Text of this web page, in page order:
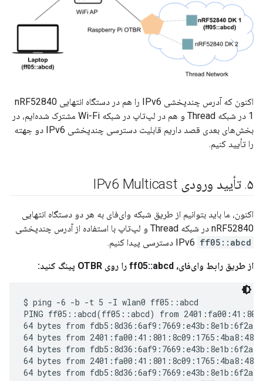
اکنون که آدرس چندپخشی IPv6 را هم در دستگاه انتهایی nRF52840
1 در شبکه Thread و هم در لپ‌تاپ در شبکه Wi-Fi مشترک شده‌ایم، در
بخش‌های بعدی قصد داریم قابلیت دسترسی چندپخشی IPv6 دو جهته
را تأیید کنیم.
۵. تأیید ورودی IPv6 Multicast
اکنون، ما باید بتوانیم از طریق شبکه وای‌فای به هر دو دستگاه انتهایی
nRF52840 در شبکه Thread و لپ‌تاپ با استفاده از آدرس چندپخشی
IPv6 ff05::abcd دسترسی پیدا کنیم.
از طریق رابط وای‌فای، ff05::abcd را روی OTBR پینگ کنید:
$ ping -6 -b -t 5 -I wlan0 ff05::abcd
PING ff05::abcd(ff05::abcd) from
64 bytes from
64 bytes from
64 bytes from
64 bytes from
64 bytes from